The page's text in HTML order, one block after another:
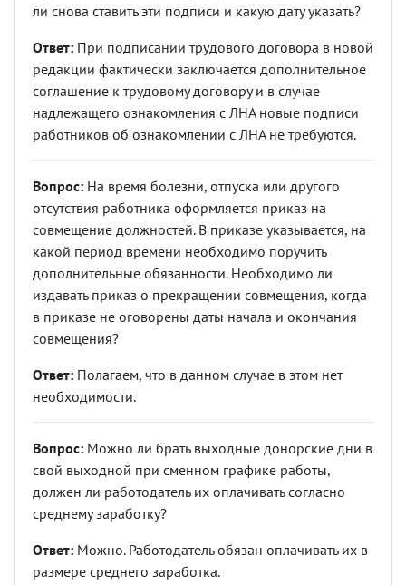
ли снова ставить эти подписи и какую дату указать?
Ответ: При подписании трудового договора в новой
редакции фактически заключается дополнительное
соглашение к трудовому договору и в случае
надлежащего ознакомления с ЛНА новые подписи
работников об ознакомлении с ЛНА не требуются.
Вопрос: На время болезни, отпуска или другого
отсутствия работника оформляется приказ на
совмещение должностей. В приказе указывается, на
какой период времени необходимо поручить
дополнительные обязанности. Необходимо ли
издавать приказ о прекращении совмещения, когда
в приказе не оговорены даты начала и окончания
совмещения?
Ответ: Полагаем, что в данном случае в этом нет
необходимости.
Вопрос: Можно ли брать выходные донорские дни в
свой выходной при сменном графике работы,
должен ли работодатель их оплачивать согласно
среднему заработку?
Ответ: Можно. Работодатель обязан оплачивать их в
размере среднего заработка.